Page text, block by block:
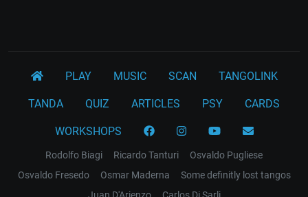
PLAY MUSIC SCAN TANGOLINK
TANDA QUIZ ARTICLES PSY CARDS
WORKSHOPS
Rodolfo Biagi Ricardo Tanturi
Osvaldo Pugliese
Osvaldo Fresedo
Osmar Maderna
Some definitly lost tangos
Juan D'Arienzo
Carlos Di Sarli